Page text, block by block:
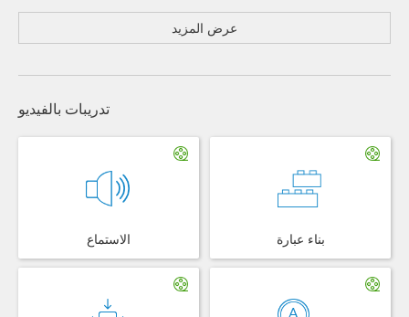
عرض المزيد
تدريبات بالفيديو
الاستماع بناء عبارة